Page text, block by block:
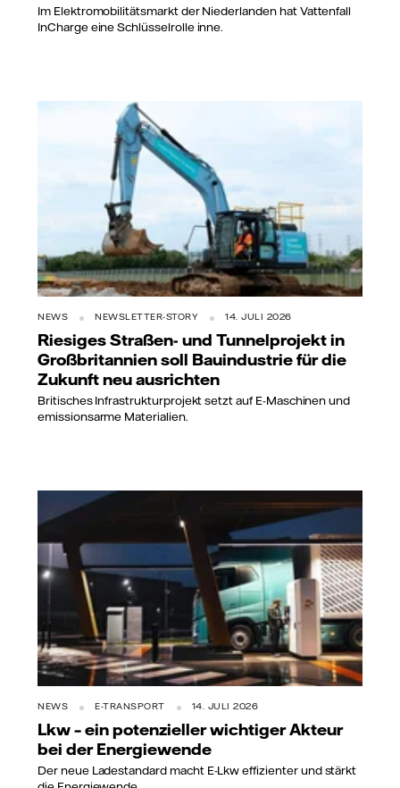
Im Elektromobilitätsmarkt der Niederlanden hat Vattenfall
InCharge eine Schlüsselrolle inne.
NEWS NEWSLETTER-STORY 14. JULI 2026
Riesiges Straßen- und Tunnelprojekt in
Großbritannien soll Bauindustrie für die
Zukunft neu ausrichten
Britisches Infrastrukturprojekt setzt auf E-Maschinen und
emissionsarme Materialien.
NEWS E-TRANSPORT 14. JULI 2026
Lkw – ein potenzieller wichtiger Akteur
bei der Energiewende
Der neue Ladestandard macht E-Lkw effizienter und stärkt